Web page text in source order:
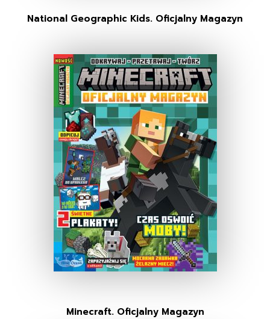
National Geographic Kids. Oficjalny Magazyn
Minecraft. Oficjalny Magazyn